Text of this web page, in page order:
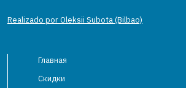
Realizado por Oleksii Subota (Bilbao)
Главная
Скидки